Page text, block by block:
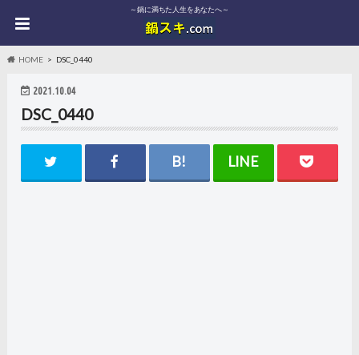
～鍋に満ちた人生をあなたへ～
HOME DSC_0440
2021.10.04
DSC_0440